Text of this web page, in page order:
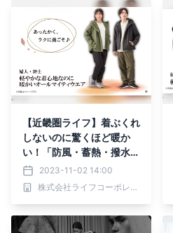
【近畿圏ライフ】着ぶくれ
しないのに驚くほど暖か
い！「防風・蓄熱・撥水」
機能付きの「軽やかな着心
地なのに暖かいオールマイ
ティウェア」を新発売
2023-11-02 14:00
株式会社ライフコーポレーション